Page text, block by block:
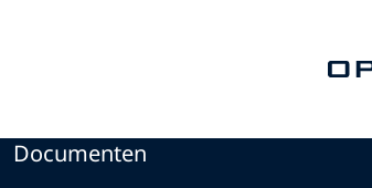
Documenten